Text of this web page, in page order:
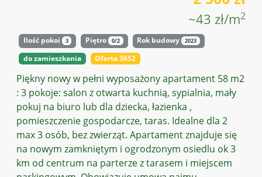
~43 zł/m2
Ilość pokoi 3 Piętro 0/2 Rok budowy 2023
do zamieszkania Oferta 3652
Piękny nowy w pełni wyposażony apartament 58 m2
: 3 pokoje: salon z otwarta kuchnią, sypialnia, mały
pokuj na biuro lub dla dziecka, łazienka ,
pomieszczenie gospodarcze, taras. Idealne dla 2
max 3 osób, bez zwierząt. Apartament znajduje się
na nowym zamkniętym i ogrodzonym osiedlu ok 3
km od centrum na parterze z tarasem i miejscem